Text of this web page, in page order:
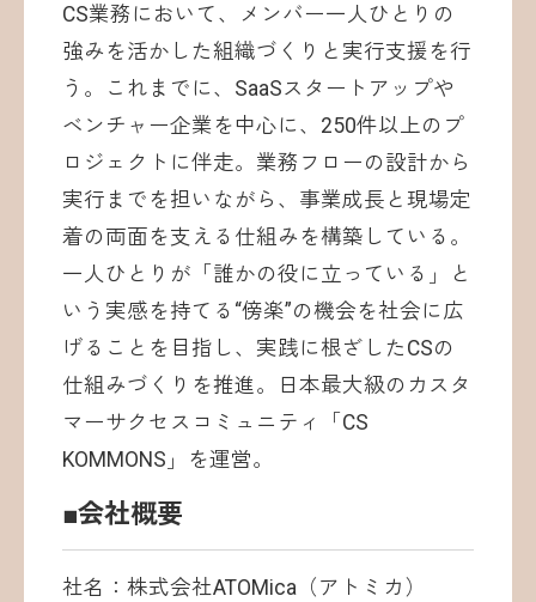
CS業務において、メンバー一人ひとりの
強みを活かした組織づくりと実行支援を行
う。これまでに、SaaSスタートアップや
ベンチャー企業を中心に、250件以上のプ
ロジェクトに伴走。業務フローの設計から
実行までを担いながら、事業成長と現場定
着の両面を支える仕組みを構築している。
一人ひとりが「誰かの役に立っている」と
いう実感を持てる“傍楽”の機会を社会に広
げることを目指し、実践に根ざしたCSの
仕組みづくりを推進。日本最大級のカスタ
マーサクセスコミュニティ「CS
KOMMONS」を運営。
■会社概要
社名：株式会社ATOMica（アトミカ）